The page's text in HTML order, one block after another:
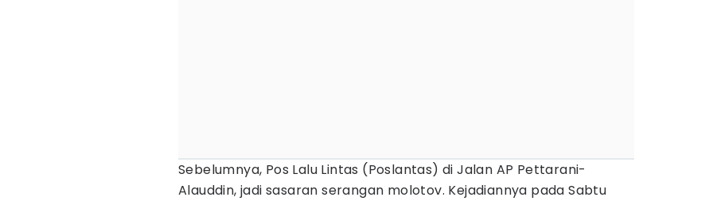
Sebelumnya, Pos Lalu Lintas (Poslantas) di Jalan AP Pettarani-
Alauddin, jadi sasaran serangan molotov. Kejadiannya pada Sabtu